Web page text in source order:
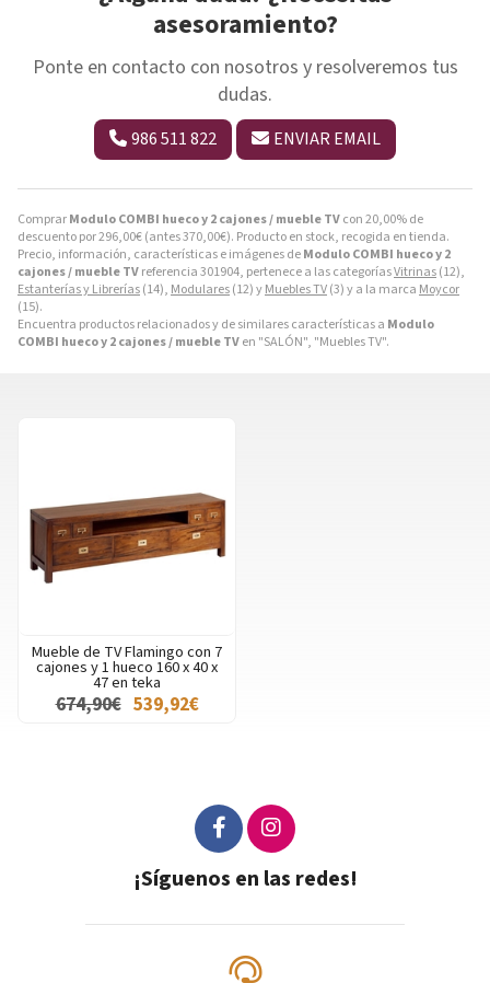
ComprarModulo COMBI hueco y 2 cajones / mueble TVcon 20,00% de
descuento por296,00€(antes370,00€). Producto en stock, recogida en tienda.
Precio, información, características e imágenes deModulo COMBI hueco y 2
cajones / mueble TVreferencia 301904, pertenece a las categoríasVitrinas(12),
Estanterías y Librerías(14), Modulares(12) yMuebles TV(3) y a la marca Moycor
(15).
Encuentra productos relacionados y de similares características a Modulo
COMBI hueco y 2 cajones / mueble TVen "SALÓN", "Muebles TV".
asesoramiento?
Ponte en contacto con nosotros y resolveremos tus
dudas.
986 511 822 ENVIAR EMAIL
Mueble de TV Flamingo con 7
cajones y 1 hueco 160 x 40 x
47 en teka
674,90€ 539,92€
¡Síguenos en las redes!